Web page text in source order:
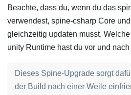
Beachte, dass du, wenn du das
verwendest, spine-csharp Core
gleichzeitig updaten musst.
unity Runtime hast du vor und
Dieses Spine-Upgrade sorgt
der Build nach einer Weile